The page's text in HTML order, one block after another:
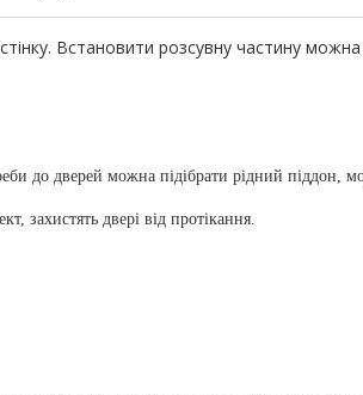
Встановити розсувну частину можна
до дверей можна підібрати рідний піддон,
захистять двері від протікання.